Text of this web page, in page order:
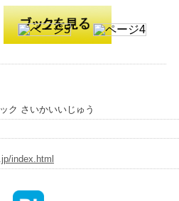
ジャンル
ク さいかいいじゅう
index.html
シタン